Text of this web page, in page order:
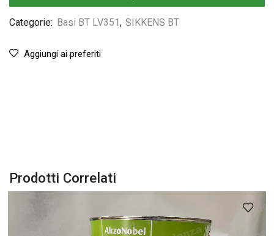
Categorie: Basi BT LV351, SIKKENS BT
Aggiungi ai preferiti
Prodotti Correlati